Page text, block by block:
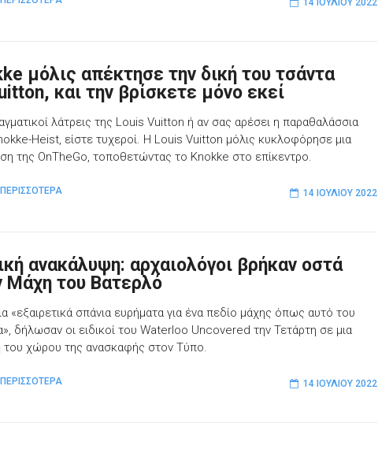
μόλις απέκτησε την δική του τσάντα
και την βρίσκετε μόνο εκεί
λάτρεις της Louis Vuitton ή αν σας αρέσει η παραθαλάσσια
Heist, είστε τυχεροί. Η Louis Vuitton μόλις κυκλοφόρησε μια
της OnTheGo, τοποθετώντας το Knokke στο επίκεντρο.
14 ΙΟΥΛΊΟΥ 2022
ανακάλυψη: αρχαιολόγοι βρήκαν οστά
Μάχη του Βατερλό
«εξαιρετικά σπάνια ευρήματα για ένα πεδίο μάχης όπως αυτό του
δήλωσαν οι ειδικοί του Waterloo Uncovered την Τετάρτη σε μια
του χώρου της ανασκαφής στον Τύπο.
14 ΙΟΥΛΊΟΥ 2022